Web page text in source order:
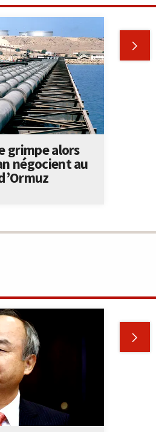

grimpe alors
négocient au
